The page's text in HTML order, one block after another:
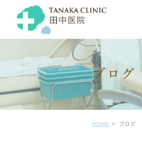
ブログ
HOME ブログ